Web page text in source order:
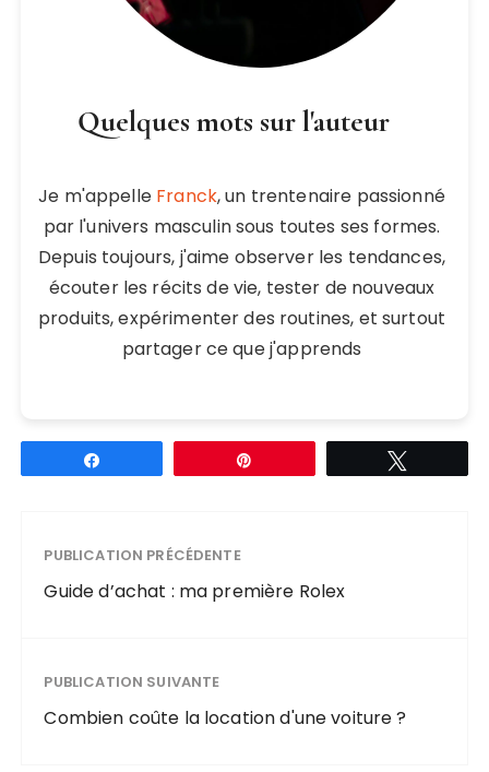
Quelques mots sur l'auteur
Je m'appelle Franck, un trentenaire passionné
par l'univers masculin sous toutes ses formes.
Depuis toujours, j'aime observer les tendances,
écouter les récits de vie, tester de nouveaux
produits, expérimenter des routines, et surtout
partager ce que j'apprends
PUBLICATION PRÉCÉDENTE
Guide d’achat : ma première Rolex
PUBLICATION SUIVANTE
Combien coûte la location d'une voiture ?